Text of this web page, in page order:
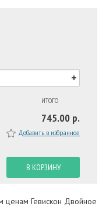
ИТОГО
745.00 р.
Добавить в избранное
В КОРЗИНУ
ценам Гевискон Двойное